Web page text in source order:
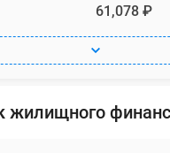
61,078 ₽